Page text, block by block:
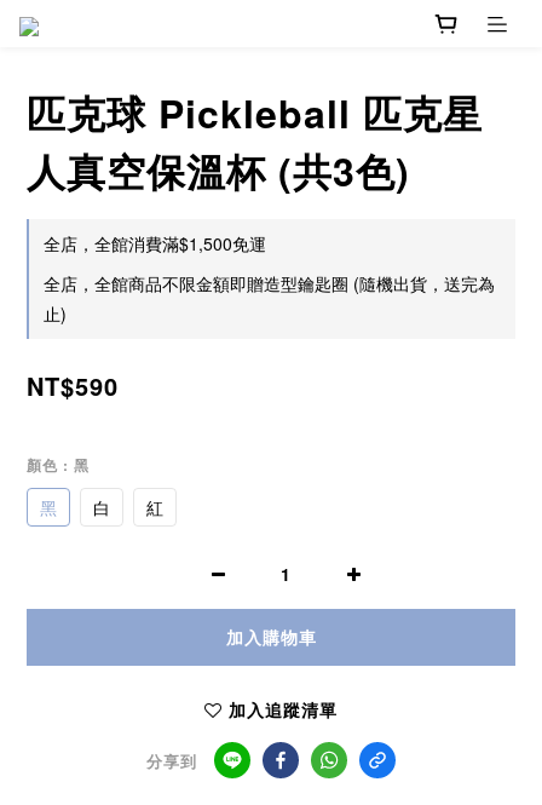
匹克球 Pickleball 匹克星
人真空保溫杯 (共3色)
全店，全館消費滿$1,500免運
全店，全館商品不限金額即贈造型鑰匙圈 (隨機出貨，送完為
止)
NT$590
顏色 : 黑
黑 白 紅
加入購物車
加入追蹤清單
分享到